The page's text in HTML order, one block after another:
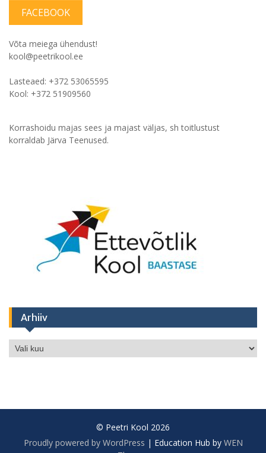
FACEBOOK
Võta meiega ühendust!
kool@peetrikool.ee
Lasteaed: +372 53065595
Kool: +372 51909560
Korrashoidu majas sees ja majast väljas, sh toitlustust
korraldab Järva Teenused.
Arhiiv
Arhiiv
© Peetri Kool 2026
Proudly powered by WordPress | Education Hub by WEN